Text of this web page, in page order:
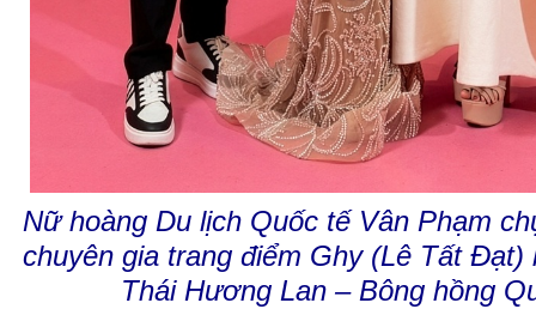
Nữ hoàng Du lịch Quốc tế Vân Phạm
chuyên gia trang điểm Ghy (Lê Tất Đạt)
Thái Hương Lan – Bông hồng